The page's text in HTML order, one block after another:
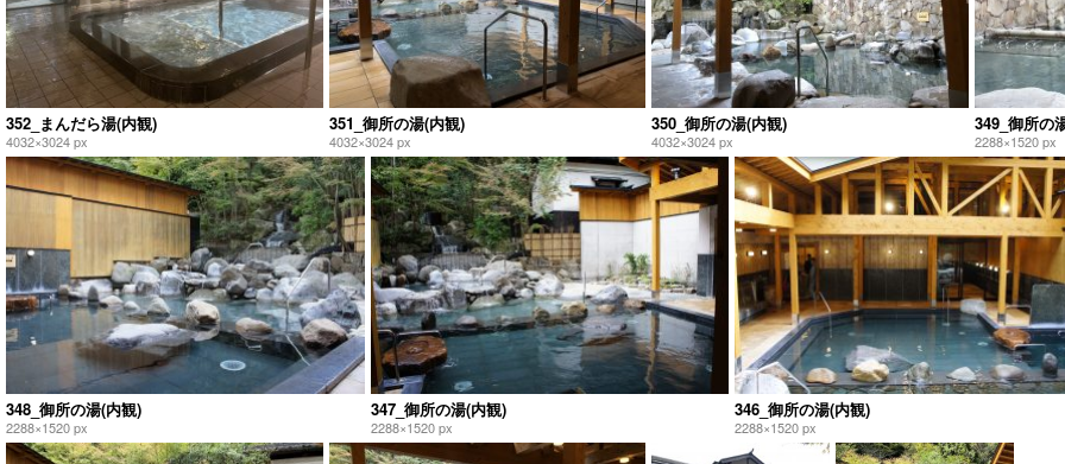
352_まんだら湯(内観)
4032×3024 px
351_御所の湯(内観)
4032×3024 px
350_御所の湯(内観)
4032×3024 px
349_御所の
2288×1520 px
348_御所の湯(内観)
2288×1520 px
347_御所の湯(内観)
2288×1520 px
346_御所の湯(内観)
2288×1520 px